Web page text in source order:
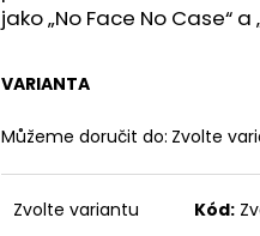
jako „No Face No Case“
VARIANTA
Můžeme doručit do: Zvolte
Zvolte variantu Kód:
848 Kč